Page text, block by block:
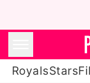
RoyalsStars